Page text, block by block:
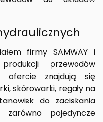
firmy SAMWAY i
przewodów
ofercie znajdują się
skórowarki, regały na
do zaciskania
zarówno pojedyncze